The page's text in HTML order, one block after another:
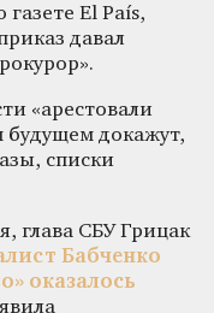
El País,
давал
«арестовали
будущем докажут,
списки
глава СБУ Грицак
Бабченко
оказалось